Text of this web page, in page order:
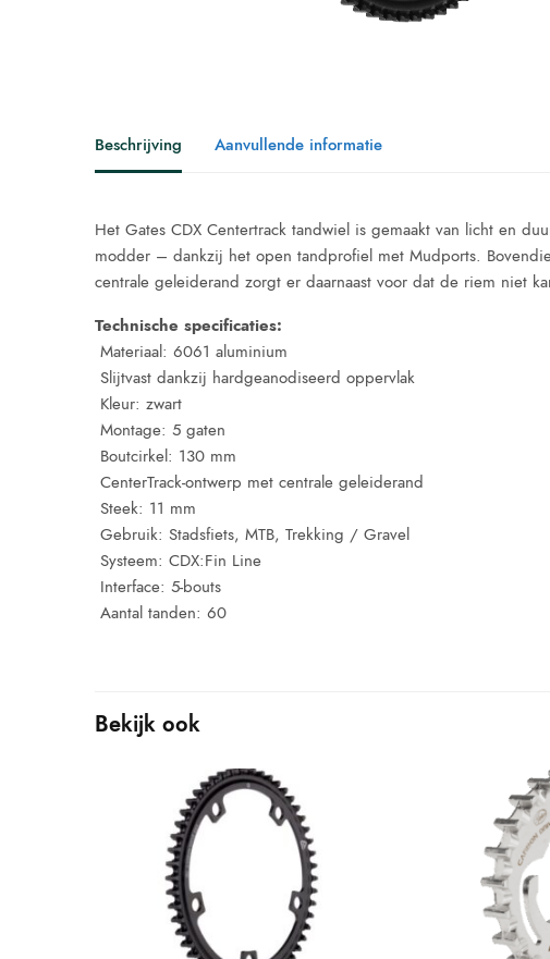
Beschrijving Aanvullende informatie
Het Gates CDX Centertrack tandwiel is gemaakt van licht en
modder – dankzij het open tandprofiel met Mudports.
centrale geleiderand zorgt er daarnaast voor dat de riem niet
Technische specificaties:
 Materiaal: 6061 aluminium
 Slijtvast dankzij hardgeanodiseerd oppervlak
 Kleur: zwart
 Montage: 5 gaten
 Boutcirkel: 130 mm
 CenterTrack-ontwerp met centrale geleiderand
 Steek: 11 mm
 Gebruik: Stadsfiets, MTB, Trekking / Gravel
 Systeem: CDX:Fin Line
 Interface: 5-bouts
 Aantal tanden: 60
Bekijk ook